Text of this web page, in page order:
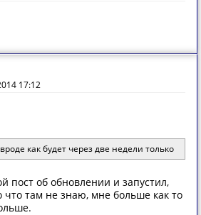
17:12
как будет через две недели только
пост об обновлении и запустил,
что там не знаю, мне больше как то